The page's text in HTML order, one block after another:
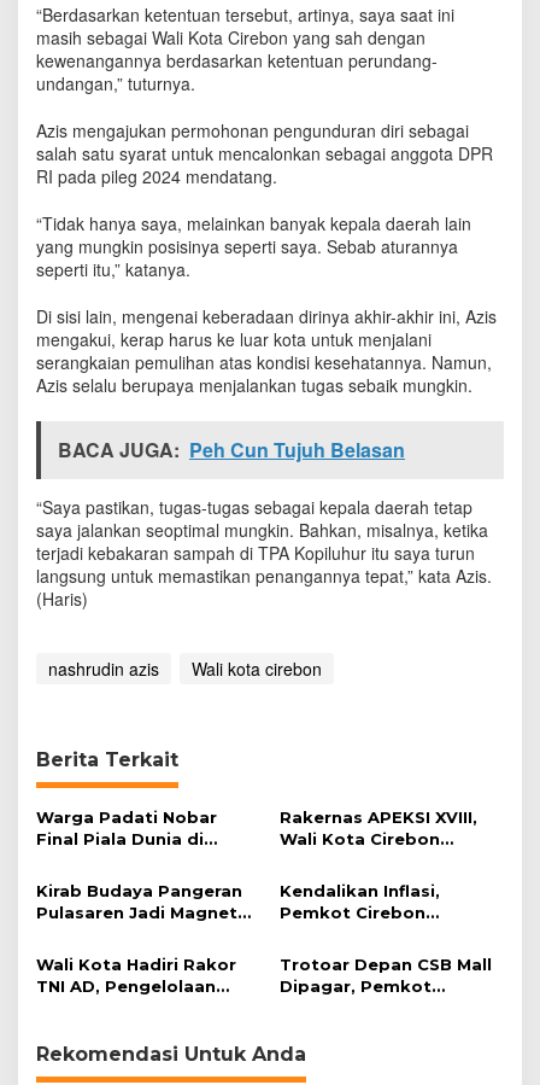
“Berdasarkan ketentuan tersebut, artinya, saya saat ini
masih sebagai Wali Kota Cirebon yang sah dengan
kewenangannya berdasarkan ketentuan perundang-
undangan,” tuturnya.
Azis mengajukan permohonan pengunduran diri sebagai
salah satu syarat untuk mencalonkan sebagai anggota DPR
RI pada pileg 2024 mendatang.
“Tidak hanya saya, melainkan banyak kepala daerah lain
yang mungkin posisinya seperti saya. Sebab aturannya
seperti itu,” katanya.
Di sisi lain, mengenai keberadaan dirinya akhir-akhir ini, Azis
mengakui, kerap harus ke luar kota untuk menjalani
serangkaian pemulihan atas kondisi kesehatannya. Namun,
Azis selalu berupaya menjalankan tugas sebaik mungkin.
BACA JUGA: Peh Cun Tujuh Belasan
“Saya pastikan, tugas-tugas sebagai kepala daerah tetap
saya jalankan seoptimal mungkin. Bahkan, misalnya, ketika
terjadi kebakaran sampah di TPA Kopiluhur itu saya turun
langsung untuk memastikan penangannya tepat,” kata Azis.
(Haris)
nashrudin azis Wali kota cirebon
Berita Terkait
Warga Padati Nobar
Final Piala Dunia di
Rakernas APEKSI XVIII,
Wali Kota Cirebon
Antarkota
Kirab Budaya Pangeran
Pulasaren Jadi Magnet
Kendalikan Inflasi,
Pemkot Cirebon
Keliling
Wali Kota Hadiri Rakor
TNI AD, Pengelolaan
Trotoar Depan CSB Mall
Dipagar, Pemkot
Rekomendasi Untuk Anda